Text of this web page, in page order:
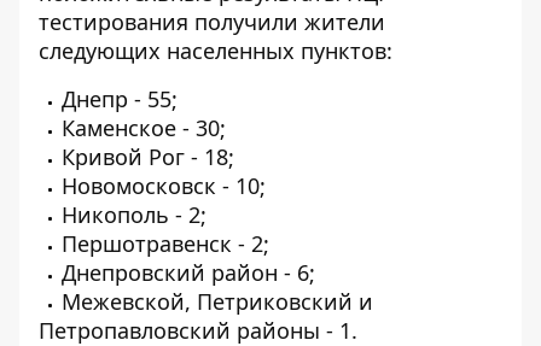
тестирования получили жители
следующих населенных пунктов:
Днепр - 55;
Каменское - 30;
Кривой Рог - 18;
Новомосковск - 10;
Никополь - 2;
Першотравенск - 2;
Днепровский район - 6;
Межевской, Петриковский и
Петропавловский районы - 1.